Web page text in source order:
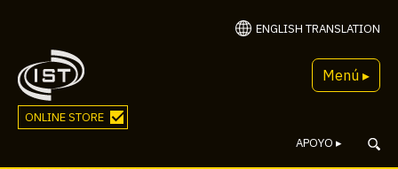
ENGLISH TRANSLATION
Menú ▸
ONLINE STORE
APOYO ▸